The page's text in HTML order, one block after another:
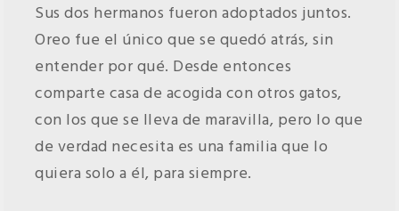
Sus dos hermanos fueron adoptados juntos.
Oreo fue el único que se quedó atrás, sin
entender por qué. Desde entonces
comparte casa de acogida con otros gatos,
con los que se lleva de maravilla, pero lo que
de verdad necesita es una familia que lo
quiera solo a él, para siempre.